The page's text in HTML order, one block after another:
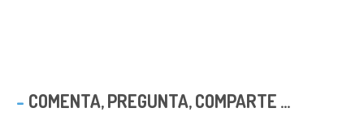
COMENTA, PREGUNTA, COMPARTE ...